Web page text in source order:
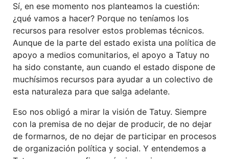
Sí, en ese momento nos planteamos la cuestión:
¿qué vamos a hacer? Porque no teníamos los
recursos para resolver estos problemas técnicos.
Aunque de la parte del estado exista una política de
apoyo a medios comunitarios, el apoyo a Tatuy no
ha sido constante, aun cuando el estado dispone de
muchísimos recursos para ayudar a un colectivo de
esta naturaleza para que salga adelante.
Eso nos obligó a mirar la visión de Tatuy. Siempre
con la premisa de no dejar de producir, de no dejar
de formarnos, de no dejar de participar en procesos
de organización política y social. Y entendemos a